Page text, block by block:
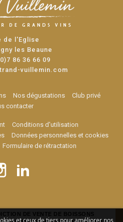
et ceux de tiers pour améliorer nos
de l'Eglise
les Beaune
86 36 66 09
vuillemin.com
Nos dégustations
Club privé
contacter
Conditions d'utilisation
Données personnelles et cookies
Formulaire de rétractation
DE VENTE DE BOISSONS